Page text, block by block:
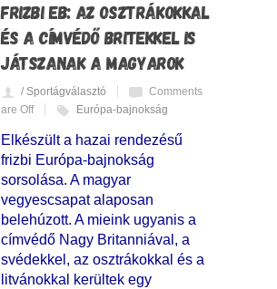
FRIZBI EB: AZ OSZTRÁKOKKAL
ÉS A CÍMVÉDŐ BRITEKKEL IS
JÁTSZANAK A MAGYAROK
/ Sportágválasztó
Comments
are Off
Európa-bajnokság
Elkészült a hazai rendezésű
frizbi Európa-bajnokság
sorsolása. A magyar
vegyescsapat alaposan
belehúzott. A mieink ugyanis a
címvédő Nagy Britanniával, a
svédekkel, az osztrákokkal és a
litvánokkal kerültek egy